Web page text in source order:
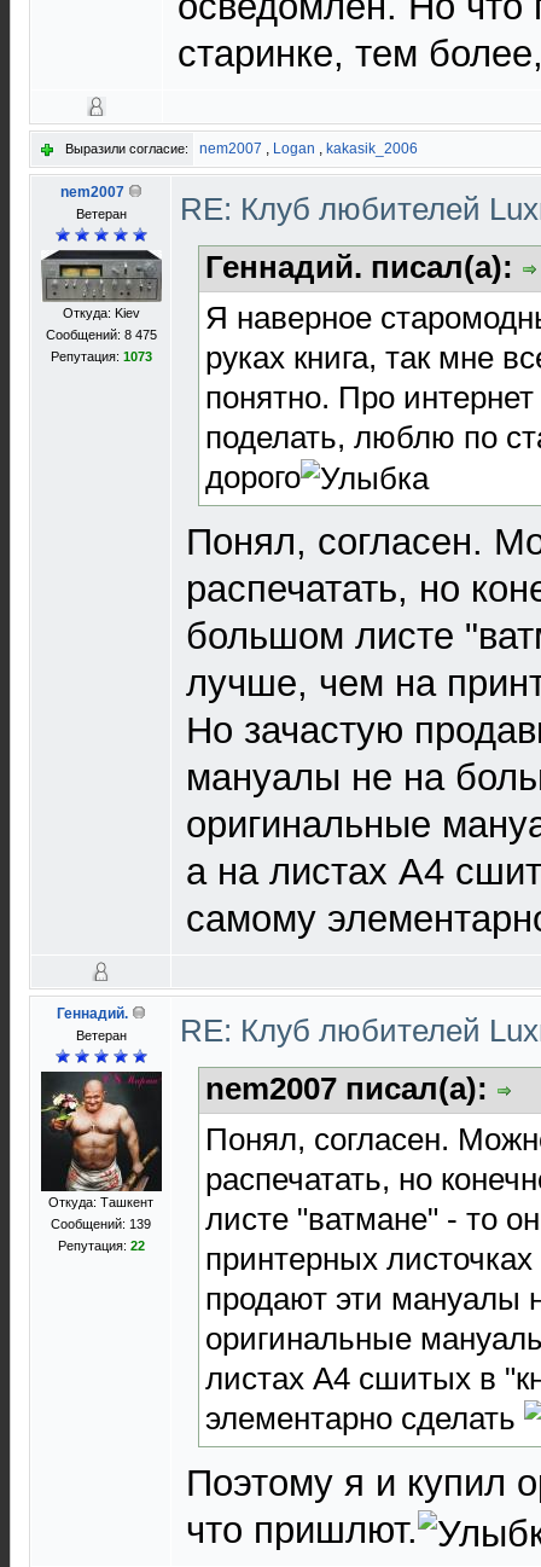
старинке, тем
Выразили согласие: nem2007 , Logan , kakasik_2006
nem2007
Ветеран
Откуда: Kiev
Сообщений: 8 475
Репутация: 1073
RE: Клуб любителей
Геннадий. писал(а):
Я наверное
руках книга, так мне
понятно. Про
поделать, люблю по
дорого
Понял, согласен.
распечатать, но
большом листе
лучше, чем на
Но зачастую
мануалы не на
оригинальные
а на листах А4
самому
Геннадий.
Ветеран
Откуда: Ташкент
Сообщений: 139
Репутация: 22
RE: Клуб любителей
nem2007 писал(а):
Понял, согласен.
распечатать, но
листе "ватмане" - то
принтерных
продают эти мануалы
оригинальные
листах А4 сшитых в
элементарно сделать
Поэтому я и купил
что пришлют.